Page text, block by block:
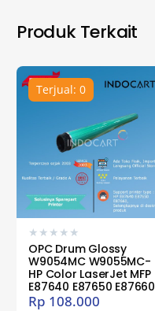
Produk Terkait
Terjual: 0
★ ★ ★ ★ ★
OPC Drum Glossy
W9054MC W9055MC-
HP Color LaserJet MFP
E87640 E87650 E87660
Rp 108.000